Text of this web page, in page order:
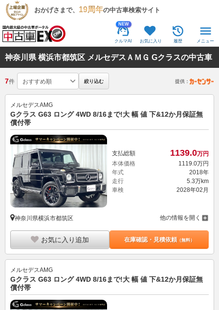
おかげさまで、 19周年の中古車検索サイト
NEW
クルマAI お気に入り 履歴 メニュー
神奈川県 横浜市都筑区 メルセデスＡＭＧ Gクラスの中古車
7件 絞り込む 提供：
メルセデスAMG
Gクラス G63 ロング 4WD 8/16まで!大 幅 値 下&12か月保証無
償付帯
支払総額 1139.0万円
本体価格
1119. 0万円
年式
2018年
走行
5.3万km
車検
2028年02月
神奈川県横浜市都筑区 他の情報を開く
お気に入り追加 在庫確認・見積依頼（無料）
メルセデスAMG
Gクラス G63 ロング 4WD 8/16まで!大 幅 値 下&12か月保証無
償付帯